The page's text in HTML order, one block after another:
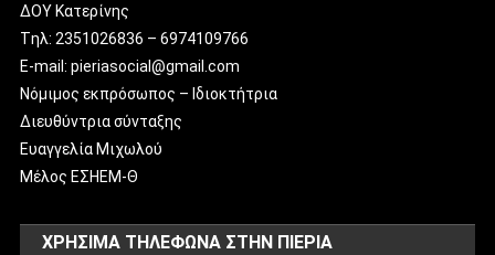
ΔΟΥ Κατερίνης
Tηλ: 2351026836 – 6974109766
E-mail: pieriasocial@gmail.com
Νόμιμος εκπρόσωπος – Ιδιοκτήτρια
Διευθύντρια σύνταξης
Ευαγγελία Μιχωλού
Μέλος ΕΣΗΕΜ-Θ
ΧΡΗΣΙΜΑ ΤΗΛΕΦΩΝΑ ΣΤΗΝ ΠΙΕΡΙΑ